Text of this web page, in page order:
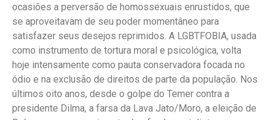
ocasiões a perversão de homossexuais enrustidos, que
se aproveitavam de seu poder momentâneo para
satisfazer seus desejos reprimidos. A LGBTFOBIA, usada
como instrumento de tortura moral e psicológica, volta
hoje intensamente como pauta conservadora focada no
ódio e na exclusão de direitos de parte da população. Nos
últimos oito anos, desde o golpe do Temer contra a
presidente Dilma, a farsa da Lava Jato/Moro, a eleição de